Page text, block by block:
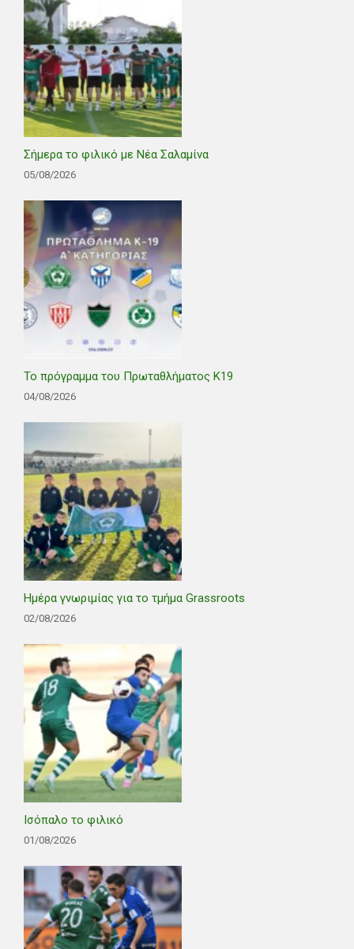
Σήμερα το φιλικό με Νέα Σαλαμίνα
05/08/2026
Το πρόγραμμα του Πρωταθλήματος Κ19
04/08/2026
Ημέρα γνωριμίας για το τμήμα Grassroots
02/08/2026
Ισόπαλο το φιλικό
01/08/2026